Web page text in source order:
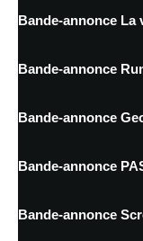
Bande-annonce La
Bande-annonce
Bande-annonce
Bande-annonce
Bande-annonce